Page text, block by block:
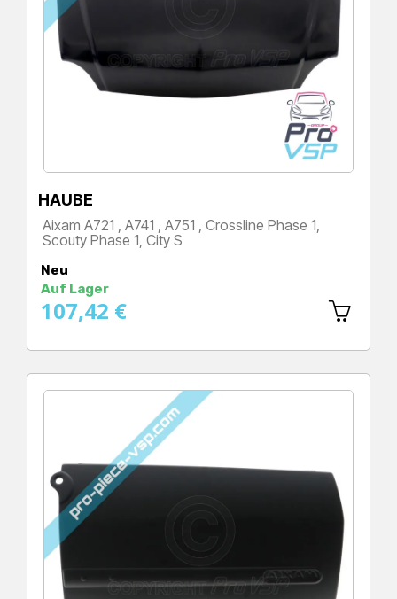
HAUBE
Aixam A721 , A741 , A751 , Crossline Phase 1,
Scouty Phase 1, City S
Neu
Auf Lager
107,42 €